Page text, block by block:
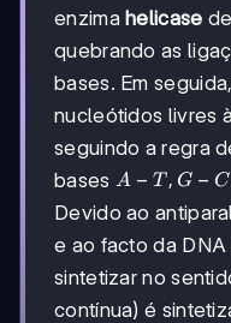
enzimahelicase
quebrando as
bases. Em
nucleótidos livres
seguindo a regra
bases A-
T,
G-
C
A − T , G − C
Devido ao
e ao facto da
sintetizar no
contínua) é